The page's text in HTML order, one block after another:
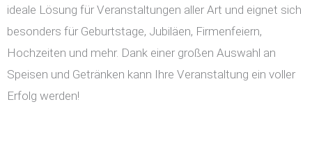
ideale Lösung für Veranstaltungen aller Art und eignet sich
besonders für Geburtstage, Jubiläen, Firmenfeiern,
Hochzeiten und mehr. Dank einer großen Auswahl an
Speisen und Getränken kann Ihre Veranstaltung ein voller
Erfolg werden!